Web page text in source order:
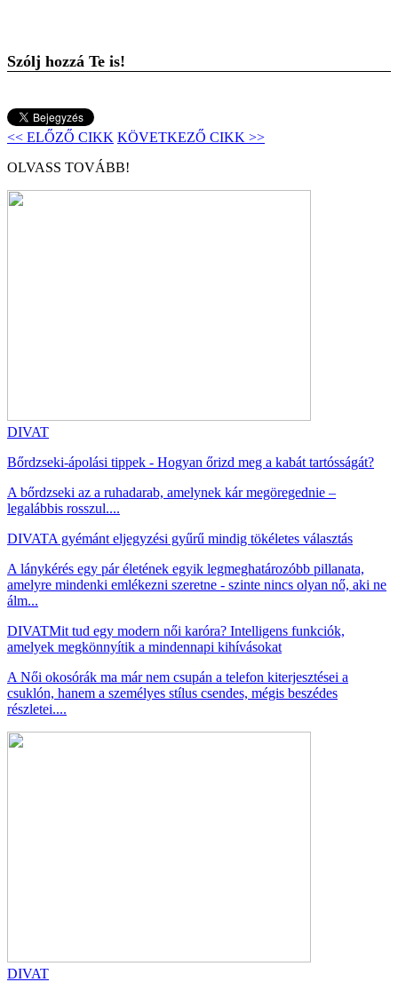
Szólj hozzá Te is!
<< ELŐZŐ CIKK KÖVETKEZŐ CIKK >>
OLVASS TOVÁBB!
DIVAT
Bőrdzseki-ápolási tippek - Hogyan őrizd meg a kabát tartósságát?
A bőrdzseki az a ruhadarab, amelynek kár megöregednie –
legalábbis rosszul....
DIVATA gyémánt eljegyzési gyűrű mindig tökéletes választás
A lánykérés egy pár életének egyik legmeghatározóbb pillanata,
amelyre mindenki emlékezni szeretne - szinte nincs olyan nő, aki ne
álm...
DIVATMit tud egy modern női karóra? Intelligens funkciók,
amelyek megkönnyítik a mindennapi kihívásokat
A Női okosórák ma már nem csupán a telefon kiterjesztései a
csuklón, hanem a személyes stílus csendes, mégis beszédes
részletei....
DIVAT